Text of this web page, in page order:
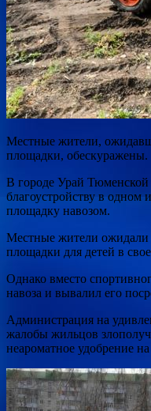
Местные жители,
площадки, обескуражены.
В городе Урай Тюменской
благоустройству в одном
площадку навозом.
Местные жители ожидали
площадки для детей в
Однако вместо
навоза и вывалил его
Администрация на
жалобы жильцов
неароматное удобрение